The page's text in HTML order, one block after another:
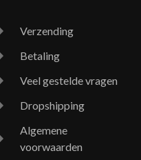
Verzending
Betaling
Veel gestelde vragen
Dropshipping
Algemene
voorwaarden